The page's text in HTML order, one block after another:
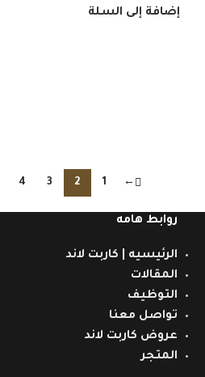
إضافة إلى السلة
←
1
2
3
4
روابط هامه
الرئيسيه | كاربت لاند
المقالات
التوظيف
تواصل معنا
عروض كاربت لاند
المتجر